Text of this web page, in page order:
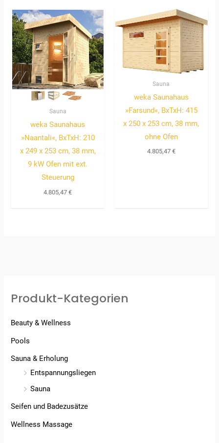
Sauna
weka Saunahaus
»Naantali«, BxTxH: 210
x 249 x 253 cm, 38 mm,
9 kW Ofen mit ext.
Steuerung
4.805,47€
Sauna
weka Saunahaus
»Farsund«, BxTxH: 415
x 250 x 253 cm, 38 mm,
ohne Ofen
4.805,47 €
Produkt-Kategorien
Beauty & Wellness
Pools
Sauna & Erholung
Entspannungsliegen
Sauna
Seifen und Badezusätze
Wellness Massage